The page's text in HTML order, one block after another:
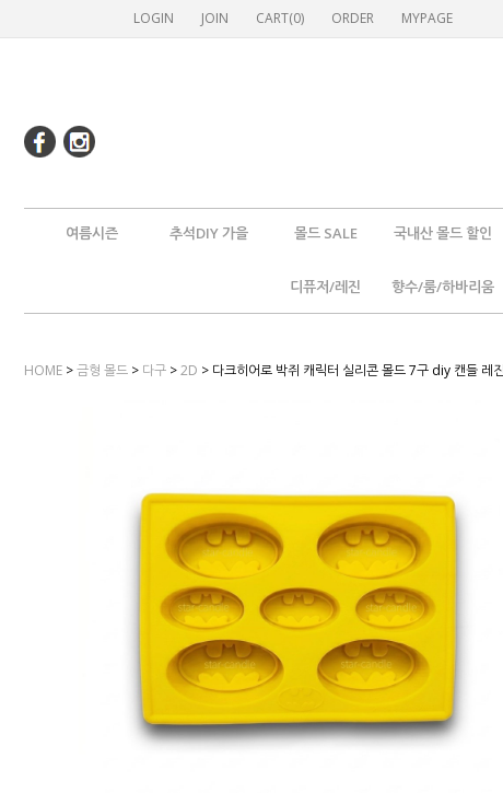
LOGIN JOIN CART(0) ORDER MYPAGE
여름시즌 추석DIY 가을 몰드 SALE 국내산 몰드 할인
디퓨저/레진 향수/룸/하바리움
HOME >금형 몰드 > 다구 >2D > 다크히어로 박쥐 캐릭터 실리콘 몰드 7구 diy 캔들 레